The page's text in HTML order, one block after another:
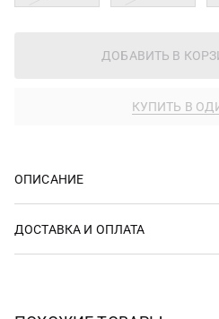
ДОБАВИТЬ В
КУПИТЬ В
ОПИСАНИЕ
ДОСТАВКА И ОПЛАТА